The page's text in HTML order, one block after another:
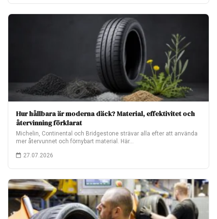
Hur hållbara är moderna däck? Material, effektivitet och
återvinning förklarat
Michelin, Continental och Bridgestone strävar alla efter att använda
mer återvunnet och förnybart material. Här…
27.07.2026